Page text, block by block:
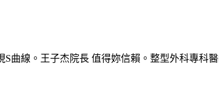
曲線。王子杰院長 值得妳信賴。整型外科專科